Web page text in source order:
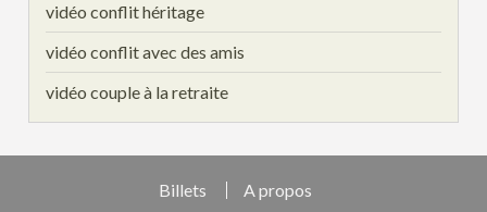
vidéo conflit héritage
vidéo conflit avec des amis
vidéo couple à la retraite
Billets A propos